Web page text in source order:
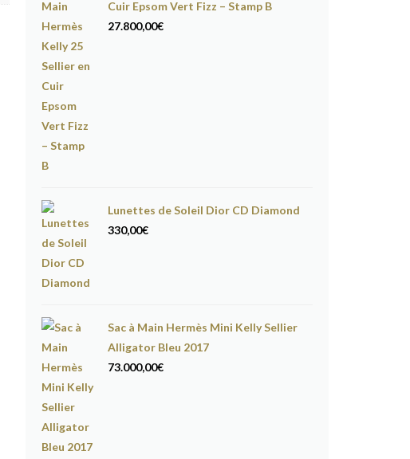
Cuir Epsom Vert Fizz – Stamp B
27.800,00€
Lunettes de Soleil Dior CD Diamond
330,00€
Sac à Main Hermès Mini Kelly Sellier
Alligator Bleu 2017
73.000,00€